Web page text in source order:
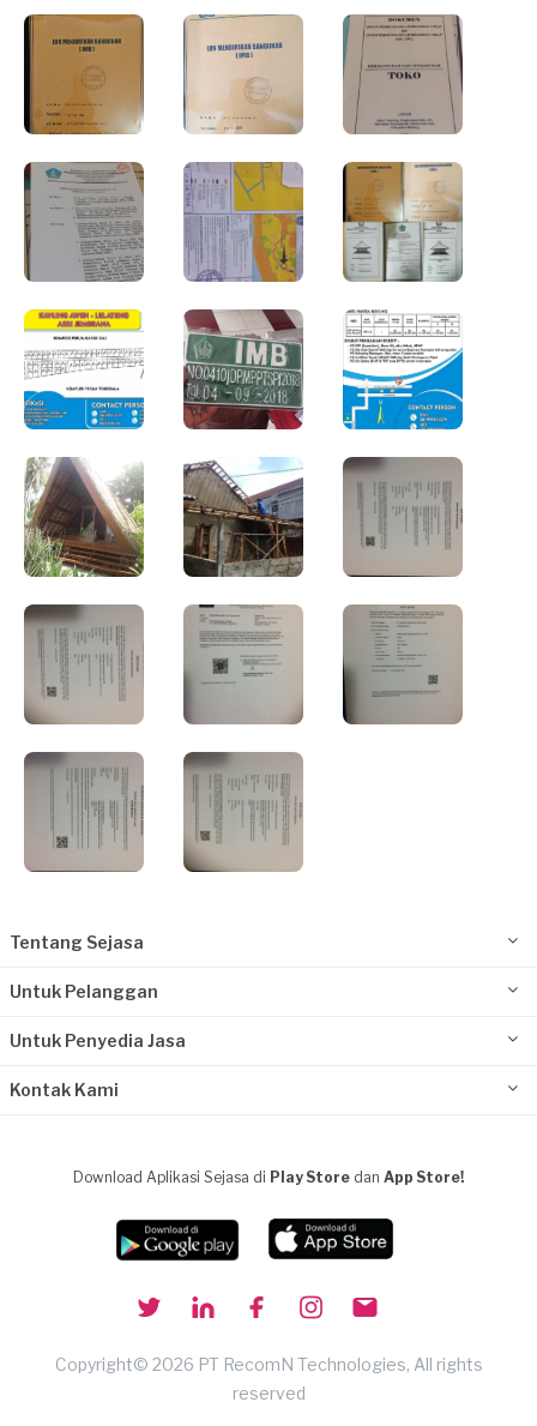
Tentang Sejasa
Untuk Pelanggan
Untuk Penyedia Jasa
Kontak Kami
Download Aplikasi Sejasa di Play Store dan App Store!
Copyright© 2026 PT RecomN Technologies, All rights
reserved